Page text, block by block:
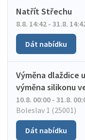
Natřít Střechu
8.8. 14:42 - 31.8.
Dát nabídku
Výměna dlaždice
výměna silikonu
10.8. 00:00 - 31.8.
Boleslav 1 (25001)
Dát nabídku